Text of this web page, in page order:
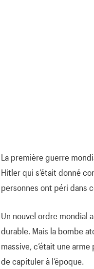
La première guerre
Hitler qui s’était donné
personnes ont péri dans
Un nouvel ordre mondial
durable. Mais la bombe
massive, c’était une
de capituler à l’époque.